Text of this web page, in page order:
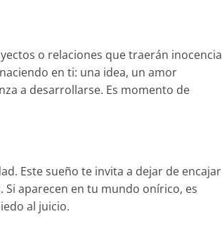
o relaciones que traerán inocencia
en ti: una idea, un amor
a desarrollarse. Es momento de
Este sueño te invita a dejar de encajar
aparecen en tu mundo onírico, es
al juicio.